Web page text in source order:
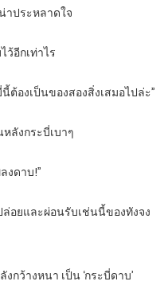
าประหลาดใจ
อีกเท่าไร
ต้องเป็นของสองสิ่งเสมอไปล่ะ”
ลังกระบี่เบาๆ
งดาบ!”
อยและผ่อนรับเช่นนี้ของทังจง
ว้างหนา เป็น ‘กระบี่ดาบ’